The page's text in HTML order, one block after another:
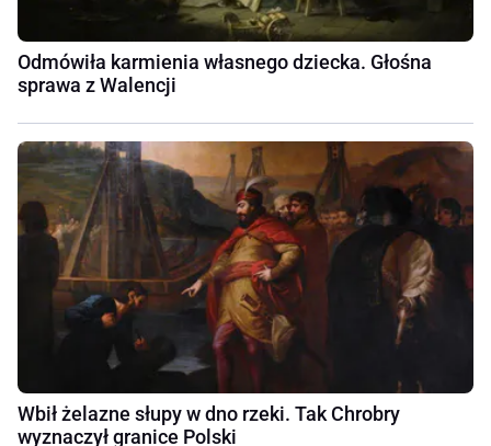
Odmówiła karmienia własnego dziecka. Głośna
sprawa z Walencji
Wbił żelazne słupy w dno rzeki. Tak Chrobry
wyznaczył granice Polski